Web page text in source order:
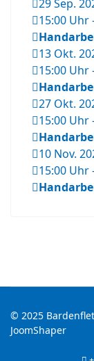
29 Sep.
15:00 Uhr
13 Okt.
15:00 Uhr
27 Okt.
15:00 Uhr
10 Nov.
15:00 Uhr
© 2025
JoomShaper